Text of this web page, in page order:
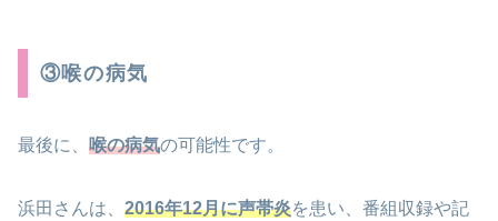
③喉の病気
最後に、 喉の病気の可能性です。
浜田さんは、 2016年12月に声帯炎を患い、番組収録や記